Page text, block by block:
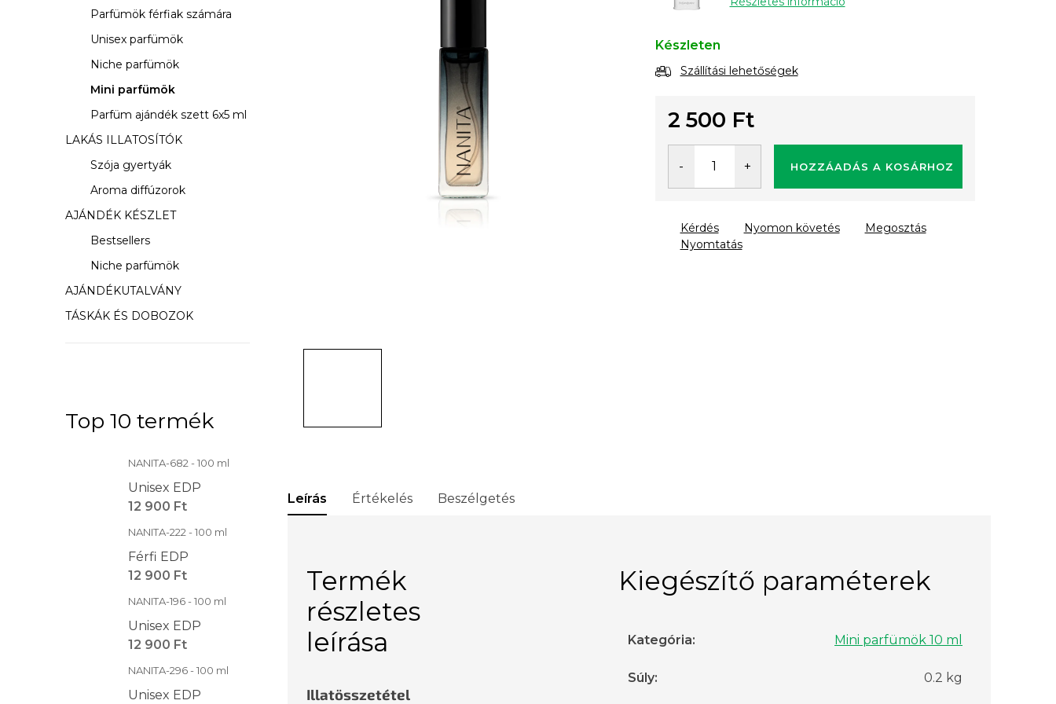
n
Parfümök férfiak számára
Unisex parfümök
Niche parfümök
Mini parfümök
Parfüm ajándék szett 6x5 ml
LAKÁS ILLATOSÍTÓK
Szója gyertyák
Aroma diffúzorok
AJÁNDÉK KÉSZLET
Bestsellers
Niche parfümök
AJÁNDÉKUTALVÁNY
TÁSKÁK ÉS DOBOZOK
Top 10 termék
NANITA-682 - 100 ml
Unisex EDP
12 900 Ft
NANITA-222 - 100 ml
Férfi EDP
12 900 Ft
NANITA-196 - 100 ml
Unisex EDP
12 900 Ft
NANITA-296 - 100 ml
Unisex EDP
Készleten
Szállítási lehetőségek
2 500 Ft
HOZZÁADÁS A KOSÁRHOZ
Nyomtatás
Kérdés Nyomon követés Megosztás
Leírás Értékelés Beszélgetés
Termék
részletes
leírása
Illatösszetétel
Kiegészítő paraméterek
Kategória: Mini parfümök 10 ml
Súly: 0.2 kg